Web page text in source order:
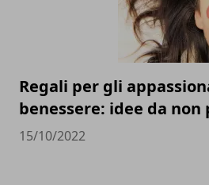
Regali per gli
benessere: idee da non
15/10/2022